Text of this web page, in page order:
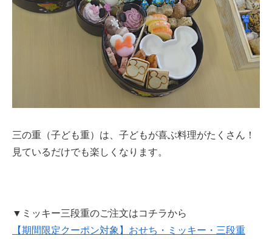
三の重（子ども重）は、子どもが喜ぶ料理がたくさん！
見ているだけでも楽しくなります。
▼ミッキー三段重のご注文はコチラから
【期間限定クーポン対象】おせち・ミッキー・三段重